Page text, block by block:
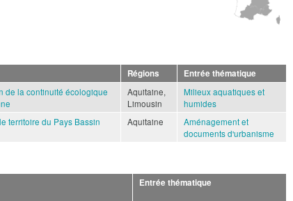
Régions
Entrée thématique
de la continuité écologique
Aquitaine,
Limousin
Milieux aquatiques et
humides
territoire du Pays Bassin
Aquitaine
Aménagement et
documents d'urbanisme
Entrée thématique